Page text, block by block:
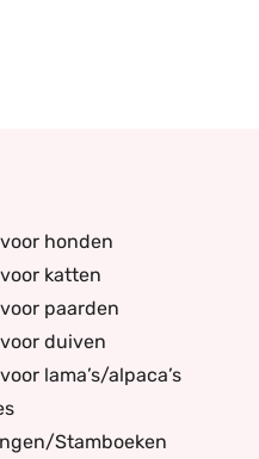
honden
katten
paarden
duiven
lama’s/alpaca’s
Stamboeken